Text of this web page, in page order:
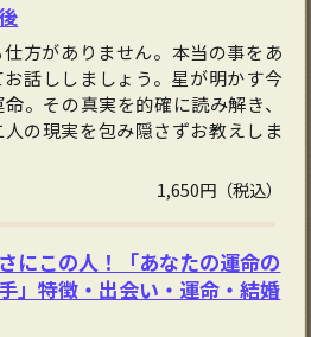
方がありません。本当の事をあ
お話ししましょう。星が明かす今
。その真実を的確に読み解き、
の現実を包み隠さずお教えしま
1,650円（税込）
にこの人！「あなたの運命の
」特徴・出会い・運命・結婚